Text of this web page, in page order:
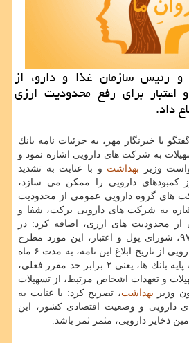
و رئیس سازمان غذا و دارو، از
برای رفع محدودیت ارزی
داد.
با خبرنگار مهر، به جزئیات نامه بانك
به شركت های دارویی اشاره نمود و
وزیر بهداشت و با عنایت به تشدید
كمبودهای دارویی را ممكن می سازد،
های گروه دارویی عمومی از محدودیت
به شركت های دارویی بركت، شفا و
از محدودیت های ارزی، اضافه كرد: در
جلسه مورخ ۱۹ تیر ماه ۹۷، شورای پول و اعتبار، این مورد مطرح
گردید و مقرر شد صنایع دارویی از تاریخ ابلاغ این نامه، به مدت ۶ ماه
بتوانند تا ۴۰ درصد سرمایه پایه بانك ها، یعنی ۲ برابر حد مقرر فعلی،
و تعهدات اشخاص مرتبط، از تسهیلات
وزیر بهداشت، تصریح كرد: با عنایت به
دارویی و وضعیت اقتصادی كشور، این
ذخایر دارویی، مثمر ثمر باشد.